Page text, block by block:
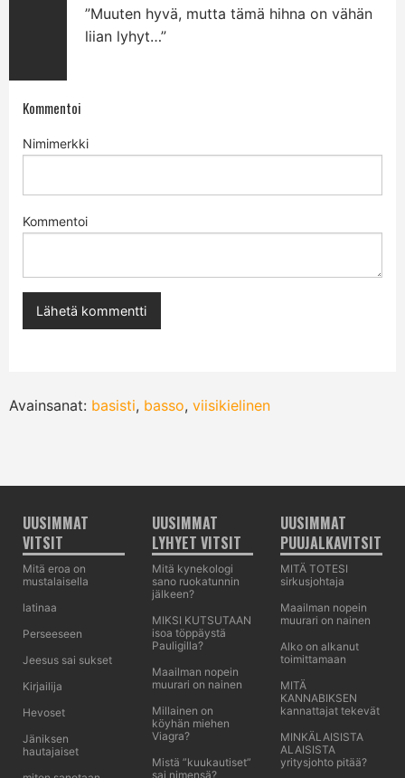
”Muuten hyvä, mutta tämä hihna on vähän
liian lyhyt…”
Kommentoi
Nimimerkki
Kommentoi
Avainsanat: basisti, basso, viisikielinen
UUSIMMAT
VITSIT
Mitä eroa on
mustalaisella
latinaa
Perseeseen
Jeesus sai sukset
Kirjailija
Hevoset
Jäniksen
hautajaiset
UUSIMMAT
LYHYET VITSIT
Mitä kynekologi
sano ruokatunnin
jälkeen?
MIKSI KUTSUTAAN
isoa töppäystä
Pauligilla?
Maailman nopein
muurari on nainen
Millainen on
köyhän miehen
Viagra?
Mistä ”kuukautiset”
sai nimensä?
UUSIMMAT
PUUJALKAVITSIT
MITÄ TOTESI
sirkusjohtaja
Maailman nopein
muurari on nainen
Alko on alkanut
toimittamaan
MITÄ
KANNABIKSEN
kannattajat tekevät
MINKÄLAISISTA
ALAISISTA
yritysjohto pitää?